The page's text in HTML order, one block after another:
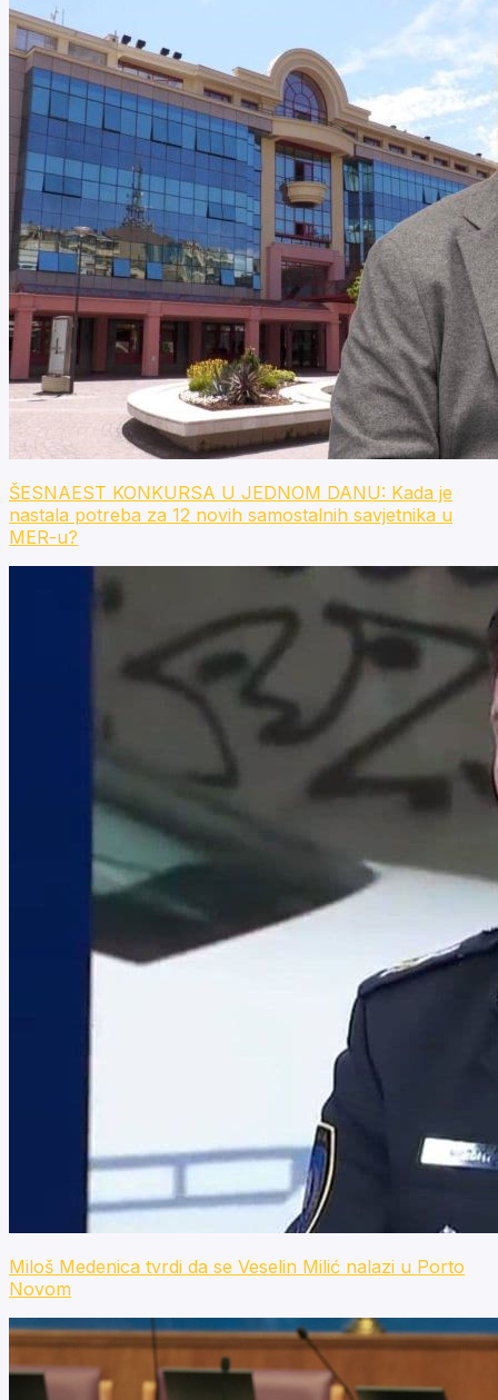
ŠESNAEST KONKURSA U JEDNOM DANU: Kada je
nastala potreba za 12 novih samostalnih savjetnika u
MER-u?
Miloš Medenica tvrdi da se Veselin Milić nalazi u Porto
Novom